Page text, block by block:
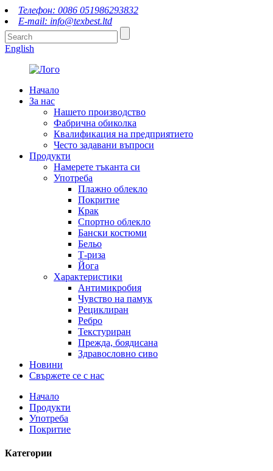
Телефон: 0086 051986293832
E-mail: info@texbest.ltd
English
Начало
За нас
Нашето производство
Фабрична обиколка
Квалификация на предприятието
Често задавани въпроси
Продукти
Намерете тъканта си
Употреба
Плажно облекло
Покритие
Крак
Спортно облекло
Бански костюми
Бельо
Т-риза
Йога
Характеристики
Антимикробия
Чувство на памук
Рециклиран
Ребро
Текстуриран
Прежда, боядисана
Здравословно сиво
Новини
Свържете се с нас
Начало
Продукти
Употреба
Покритие
Категории